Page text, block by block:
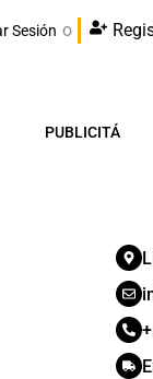
Sesión o
PUBLICITÁ